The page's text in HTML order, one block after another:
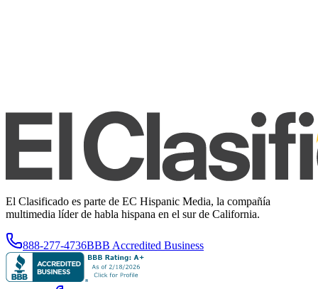
El Clasificado es parte de EC Hispanic Media, la compañía
multimedia líder de habla hispana en el sur de California.
888-277-4736BBB Accredited Business